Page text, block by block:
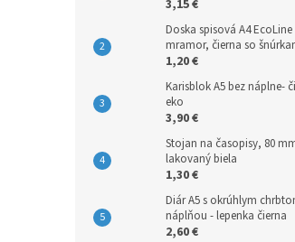
3,15 €
Doska spisová A4 EcoLine
mramor, čierna so
1,20 €
Karisblok A5 bez náplne-
eko
3,90 €
Stojan na časopisy, 80
lakovaný biela
1,30 €
Diár A5 s okrúhlym
náplňou - lepenka čierna
2,60 €